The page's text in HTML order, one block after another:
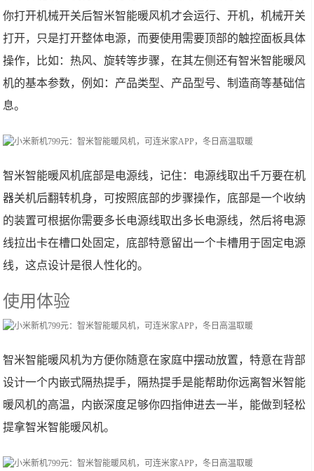
你打开机械开关后智米智能暖风机才会运行、开机，机械开关
打开，只是打开整体电源，而要使用需要顶部的触控面板具体
操作，比如：热风、旋转等步骤，在其左侧还有智米智能暖风
机的基本参数，例如：产品类型、产品型号、制造商等基础信
息。
智米智能暖风机底部是电源线，记住：电源线取出千万要在机
器关机后翻转机身，可按照底部的步骤操作，底部是一个收纳
的装置可根据你需要多长电源线取出多长电源线，然后将电源
线拉出卡在槽口处固定，底部特意留出一个卡槽用于固定电源
线，这点设计是很人性化的。
使用体验
智米智能暖风机为方便你随意在家庭中摆动放置，特意在背部
设计一个内嵌式隔热提手，隔热提手是能帮助你远离智米智能
暖风机的高温，内嵌深度足够你四指伸进去一半，能做到轻松
提拿智米智能暖风机。